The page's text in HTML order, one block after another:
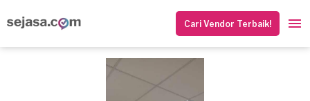
Cari Vendor Terbaik!